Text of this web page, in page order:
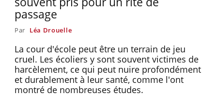
passage
Par Léa Drouelle
La cour d'école peut être un terrain de jeu
cruel. Les écoliers y sont souvent victimes de
harcèlement, ce qui peut nuire profondément
et durablement à leur santé, comme l'ont
montré de nombreuses études.